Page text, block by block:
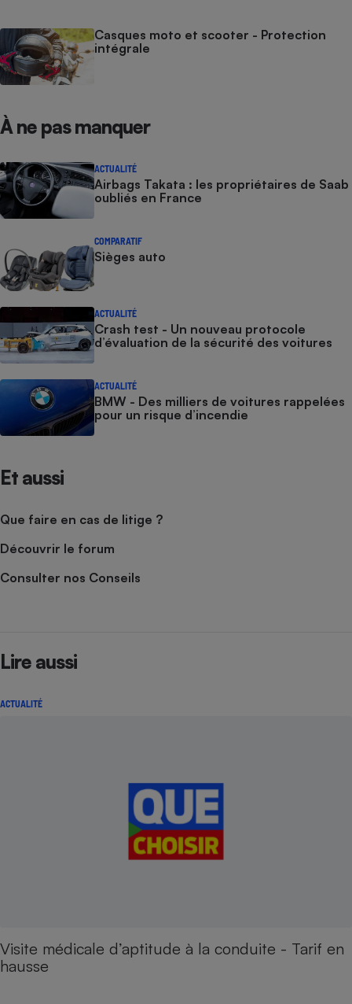
Casques moto et scooter - Protection
intégrale
À ne pas manquer
ACTUALITÉ
Airbags Takata : les propriétaires de Saab
oubliés en France
COMPARATIF
Sièges auto
ACTUALITÉ
Crash test - Un nouveau protocole
d’évaluation de la sécurité des voitures
ACTUALITÉ
BMW - Des milliers de voitures rappelées
pour un risque d’incendie
Et aussi
Que faire en cas de litige ?
Découvrir le forum
Consulter nos Conseils
Lire aussi
ACTUALITÉ
Visite médicale d’aptitude à la conduite - Tarif en
hausse